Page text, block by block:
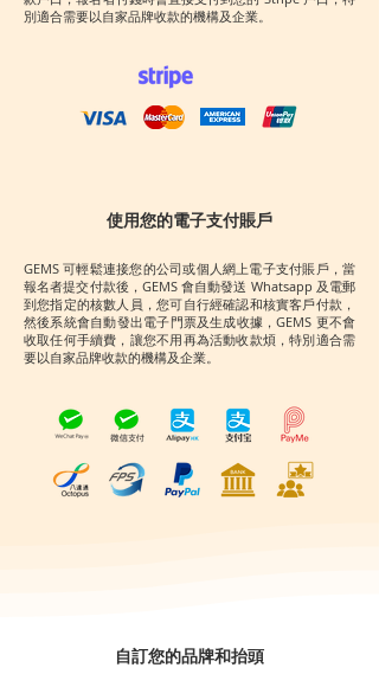
別適合需要以自家品牌收款的機構及企業。
使用您的電子支付賬戶
GEMS 可輕鬆連接您的公司或個人網上電子支付賬戶，當
報名者提交付款後，GEMS 會自動發送 Whatsapp 及電郵
到您指定的核數人員，您可自行經確認和核實客戶付款，
然後系統會自動發出電子門票及生成收據，GEMS 更不會
收取任何手續費，讓您不用再為活動收款煩，特別適合需
要以自家品牌收款的機構及企業。
自訂您的品牌和抬頭